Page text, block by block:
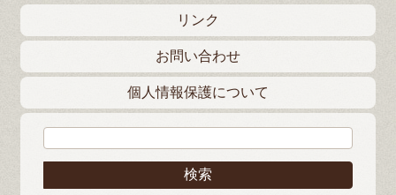
リンク
お問い合わせ
個人情報保護について